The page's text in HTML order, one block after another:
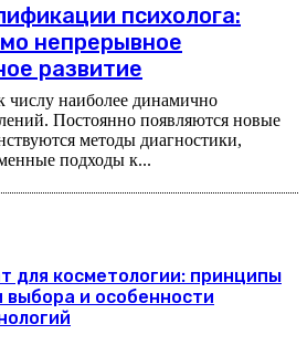
психолога:
непрерывное
развитие
числу наиболее динамично
Постоянно появляются новые
методы диагностики,
подходы к...
для косметологии: принципы
выбора и особенности